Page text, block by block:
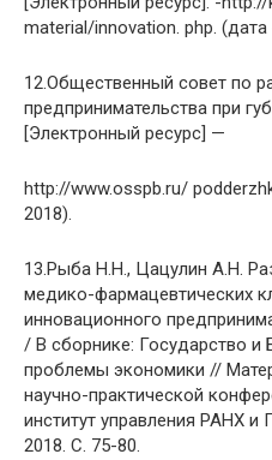
material/innovation. php.
12.Общественный совет по
предпринимательства при
[Электронный ресурс] —
http://www.osspb.ru/
2018).
13.Рыба Н.Н., Цацулин А.Н.
медико-фармацевтических
инновационного
/ В сборнике: Государство и
проблемы экономики //
научно-практической
институт управления РАНХ
2018. С. 75-80.